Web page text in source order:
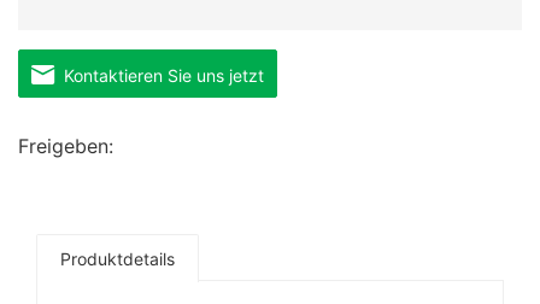
Kontaktieren Sie uns jetzt
Freigeben:
Produktdetails